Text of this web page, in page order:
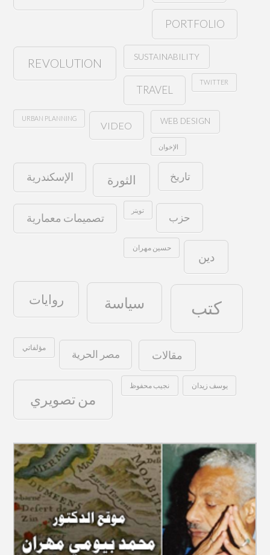
PORTFOLIO
REVOLUTION SUSTAINABILITY
TRAVEL
TWITTER
URBAN PLANNING
VIDEO WEB DESIGN
الإخوان
الإسكندرية الثورة تاريخ
تصميمات معمارية
تويتر
حزب
حسين مهران
دين
روايات سياسة كتب
مؤلفاتي مصر الحرية مقالات
من تصويري
نجيب محفوظ يوسف زيدان